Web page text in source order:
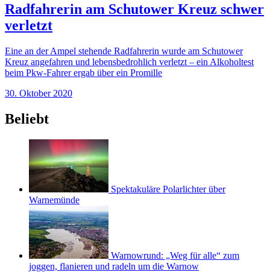
Radfahrerin am Schutower Kreuz schwer
verletzt
Eine an der Ampel stehende Radfahrerin wurde am Schutower
Kreuz angefahren und lebensbedrohlich verletzt – ein Alkoholtest
beim Pkw-Fahrer ergab über ein Promille
30. Oktober 2020
Beliebt
Spektakuläre Polarlichter über
Warnemünde
Warnowrund: „Weg für alle“ zum
joggen, flanieren und radeln um die Warnow